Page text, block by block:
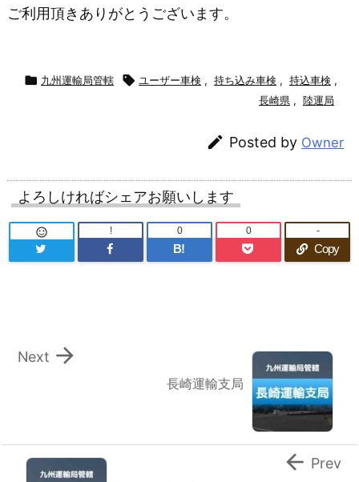
ご利用頂きありがとうございます。
 九州運輸局管轄  ユーザー車検 , 持ち込み車検 , 持込車検 ,
長崎県 , 陸運局
 Posted by Owner
よろしければシェアお願いします
 !
B!
0 0
Copy
-
長崎運輸支局

Next
 Prev